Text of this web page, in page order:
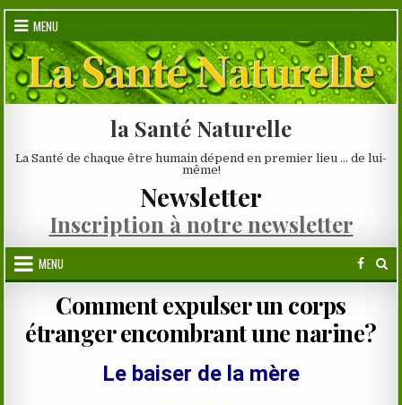
Skip
content
MENU
la Santé Naturelle
La Santé de chaque être humain dépend en premier lieu … de lui-
même!
Newsletter
Inscription à notre newsletter
MENU
Comment expulser un corps
étranger encombrant une narine?
Le baiser de la mère